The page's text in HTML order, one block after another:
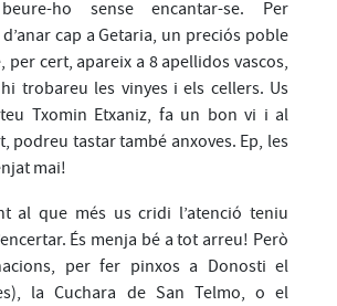
ho sense encantar-se. Per
cap a Getaria, un preciós poble
per cert, apareix a 8 apellidos vascos,
trobareu les vinyes i els cellers. Us
Txomin Etxaniz, fa un bon vi i al
podreu tastar també anxoves. Ep, les
mai!
al que més us cridi l’atenció teniu
És menja bé a tot arreu! Però
per fer pinxos a Donosti el
la Cuchara de San Telmo, o el